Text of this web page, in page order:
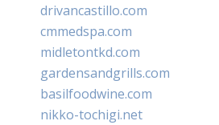
drivancastillo.com
cmmedspa.com
midletontkd.com
gardensandgrills.com
basilfoodwine.com
nikko-tochigi.net